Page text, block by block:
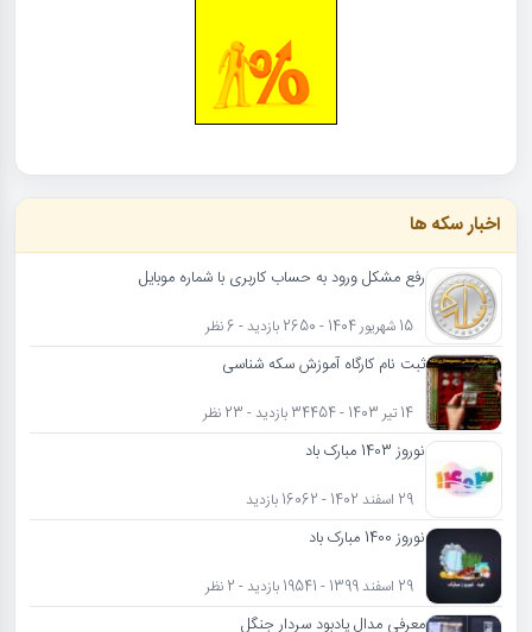
اخبار سکه ها
رفع مشکل ورود به حساب کاربری با شماره موبایل
15 شهریور 1404 - 2650 بازدید - 6 نظر
ثبت نام کارگاه آموزش سکه شناسی
14 تیر 1403 - 34454 بازدید - 23 نظر
نوروز 1403 مبارک باد
29 اسفند 1402 - 16062 بازدید
نوروز 1400 مبارک باد
29 اسفند 1399 - 19541 بازدید - 2 نظر
معرفی مدال یادبود سردار جنگل